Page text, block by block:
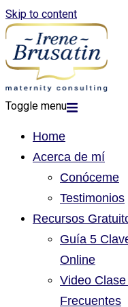
Skip to content
Toggle menu
Home
Acerca de mí
Conóceme
Testimonios
Recursos
Guía 5
Online
Video
Frecuentes